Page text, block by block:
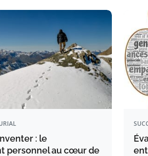
: le
personnel au cœur de